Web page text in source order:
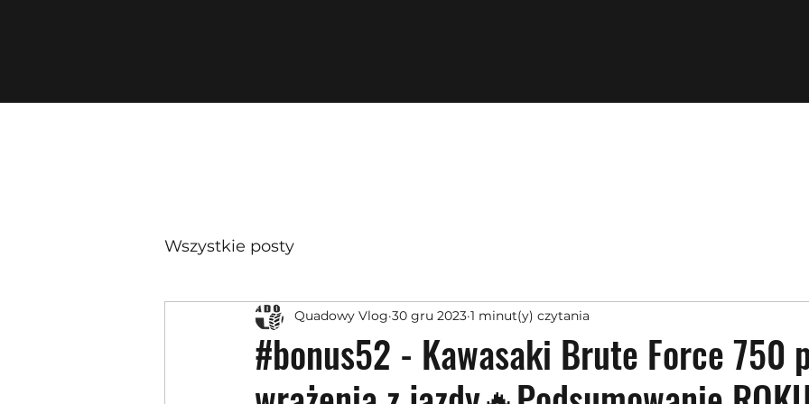
Wszystkie posty
#bonus52 - Kawasaki Brute Force 750
Quadowy Vlog 30 gru 2023 1 minut(y) czytania